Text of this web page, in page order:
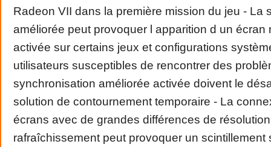
Radeon VII dans la première mission du jeu - La
améliorée peut provoquer l apparition d un écran
activée sur certains jeux et configurations
utilisateurs susceptibles de rencontrer des
synchronisation améliorée activée doivent le
solution de contournement temporaire - La
écrans avec de grandes différences de
rafraîchissement peut provoquer un scintillement